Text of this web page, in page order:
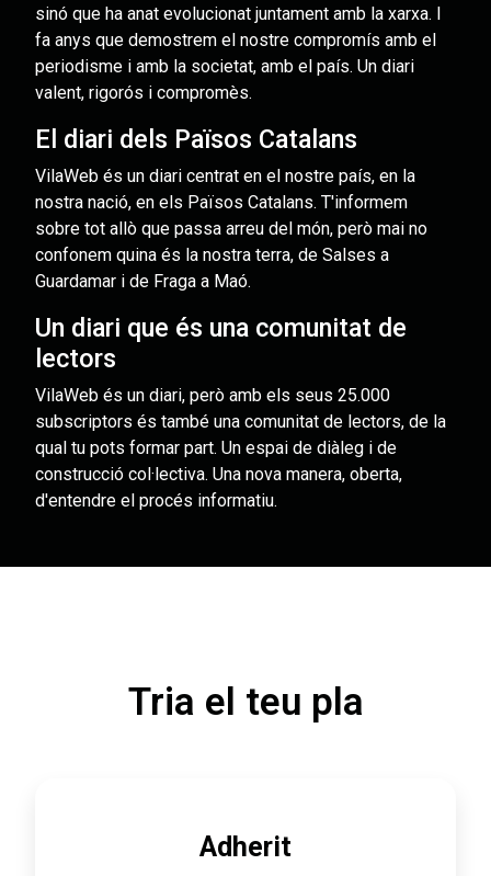
sinó que ha anat evolucionat juntament amb la xarxa. I
fa anys que demostrem el nostre compromís amb el
periodisme i amb la societat, amb el país. Un diari
valent, rigorós i compromès.
El diari dels Països Catalans
VilaWeb és un diari centrat en el nostre país, en la
nostra nació, en els Països Catalans. T'informem
sobre tot allò que passa arreu del món, però mai no
confonem quina és la nostra terra, de Salses a
Guardamar i de Fraga a Maó.
Un diari que és una comunitat de
lectors
VilaWeb és un diari, però amb els seus 25.000
subscriptors és també una comunitat de lectors, de la
qual tu pots formar part. Un espai de diàleg i de
construcció col·lectiva. Una nova manera, oberta,
d'entendre el procés informatiu.
Tria el teu pla
Adherit